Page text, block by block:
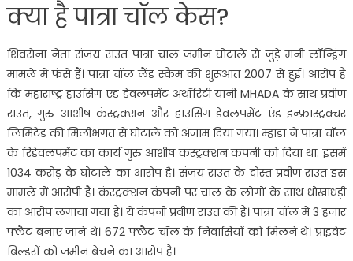
क्या है पात्रा चॉल केस?
शिवसेना नेता संजय राउत पात्रा चाल जमीन घोटाले से जुड़े मनी लॉन्ड्रिंग
मामले में फंसे हैं। पात्रा चॉल लैंड स्कैम की शुरूआत 2007 से हुई। आरोप है
कि महाराष्ट्र हाउसिंग एंड डेवलपमेंट अथॉरिटी यानी MHADA के साथ प्रवीण
राउत, गुरु आशीष कंस्ट्रक्शन और हाउसिंग डेवलपमेंट एंड इन्फ्रास्ट्रक्चर
लिमिटेड की मिलीभगत से घोटाले को अंजाम दिया गया। म्हाडा ने पात्रा चॉल
के रिडेवलपमेंट का कार्य गुरु आशीष कंस्ट्रक्शन कंपनी को दिया था. इसमें
1034 करोड़ के घोटाले का आरोप है। संजय राउत के दोस्त प्रवीण राउत इस
मामले में आरोपी हैं। कंस्ट्रक्शन कंपनी पर चाल के लोगों के साथ धोखाधड़ी
का आरोप लगाया गया है। ये कंपनी प्रवीण राउत की है। पात्रा चॉल में 3 हजार
फ्लैट बनाए जाने थे। 672 फ्लैट चॉल के निवासियों को मिलने थे। प्राइवेट
बिल्डरों को जमीन बेचने का आरोप है।